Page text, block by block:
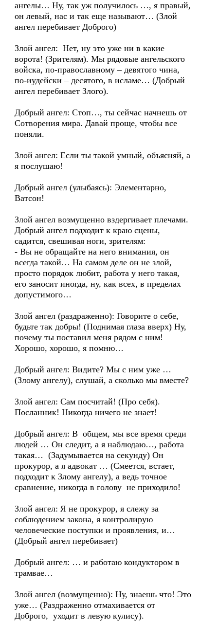
ангелы… Ну, так уж получилось …, я правый,
он левый, нас и так еще называют… (Злой
ангел перебивает Доброго)
Злой ангел: Нет, ну это уже ни в какие
ворота! (Зрителям). Мы рядовые ангельского
войска, по-православному – девятого чина,
по-иудейски – десятого, в исламе… (Добрый
ангел перебивает Злого).
Добрый ангел: Стоп…, ты сейчас начнешь от
Сотворения мира. Давай проще, чтобы все
поняли.
Злой ангел: Если ты такой умный, объясняй, а
я послушаю!
Добрый ангел (улыбаясь): Элементарно,
Ватсон!
Злой ангел возмущенно вздергивает плечами.
Добрый ангел подходит к краю сцены,
садится, свешивая ноги, зрителям:
- Вы не обращайте на него внимания, он
всегда такой… На самом деле он не злой,
просто порядок любит, работа у него такая,
его заносит иногда, ну, как всех, в пределах
допустимого…
Злой ангел (раздраженно): Говорите о себе,
будьте так добры! (Поднимая глаза вверх) Ну,
почему ты поставил меня рядом с ним!
Хорошо, хорошо, я помню…
Добрый ангел: Видите? Мы с ним уже …
(Злому ангелу), слушай, а сколько мы вместе?
Злой ангел: Сам посчитай! (Про себя).
Посланник! Никогда ничего не знает!
Добрый ангел: В общем, мы все время среди
людей … Он следит, а я наблюдаю…, работа
такая… (Задумывается на секунду) Он
прокурор, а я адвокат … (Смеется, встает,
подходит к Злому ангелу), а ведь точное
сравнение, никогда в голову не приходило!
Злой ангел: Я не прокурор, я слежу за
соблюдением закона, я контролирую
человеческие поступки и проявления, и…
(Добрый ангел перебивает)
Добрый ангел: … и работаю кондуктором в
трамвае…
Злой ангел (возмущенно): Ну, знаешь что! Это
уже… (Раздраженно отмахивается от
Доброго, уходит в левую кулису).